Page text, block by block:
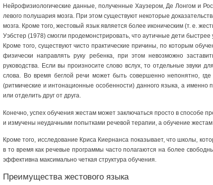
Нейрофизиологические данные, полученные Хаузером, Де Лонгом и
левого полушария мозга. При этом существуют некоторые
мозга. Кроме того, жестовый язык является более иконическим (т. е.
Уэбстер (1978) смогли продемонстрировать, что аутичные дети
Кроме того, существуют чисто практические причины, по которым
физически направлять руку ребенка, при этом невозможно
руководства. Если вы произносите слово вслух, то отдельные звуки
слова. Во время беглой речи может быть совершенно непонятно,
(ритмические и интонационные особенности) данного языка, а
или отделить друг от друга.
Конечно, успех обучения жестам может заключаться просто в способе
и измучены неудачными попытками речевой терапии, а обучение
Кроме того, исследование Криса Киернанса показывает, что школы,
в то время как речевые программы часто полагаются на более
эффективна максимально четкая структура обучения.
Преимущества жестового языка